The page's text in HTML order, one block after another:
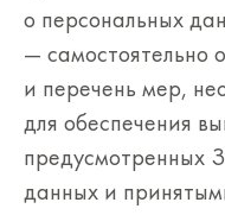
о персональных
— самостоятельно
и перечень мер,
для обеспечения
предусмотренных
данных и